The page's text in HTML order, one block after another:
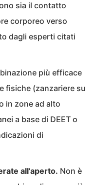
sia il contatto
corporeo verso
dagli esperti citati
più efficace
fisiche (zanzariere su
in zone ad alto
a base di DEET o
di
all’aperto. Non è